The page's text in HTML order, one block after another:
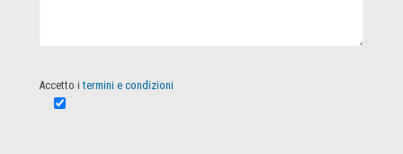
Accetto itermini e condizioni